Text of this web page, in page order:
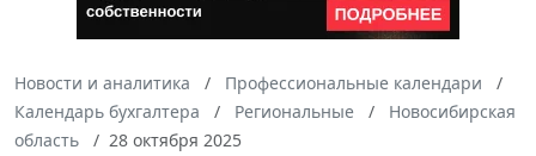
Новости и аналитика
Профессиональные календари
Календарь бухгалтера
Региональные
Новосибирская
область
28 октября 2025